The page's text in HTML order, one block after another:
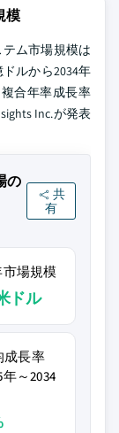
模
ム市場規模は
ルから2034年
合年率成長率
Inc.が発表
の
共
有
市場規模
ドル
成長率
年～2034